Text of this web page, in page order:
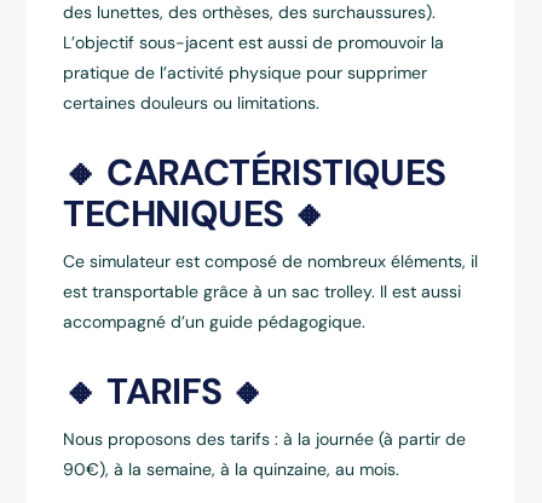
des lunettes, des orthèses, des surchaussures).
L’objectif sous-jacent est aussi de promouvoir la
pratique de l’activité physique pour supprimer
certaines douleurs ou limitations.
🔸 CARACTÉRISTIQUES
TECHNIQUES 🔸
Ce simulateur est composé de nombreux éléments, il
est transportable grâce à un sac trolley. Il est aussi
accompagné d’un guide pédagogique.
🔸 TARIFS 🔸
Nous proposons des tarifs : à la journée (à partir de
90€), à la semaine, à la quinzaine, au mois.